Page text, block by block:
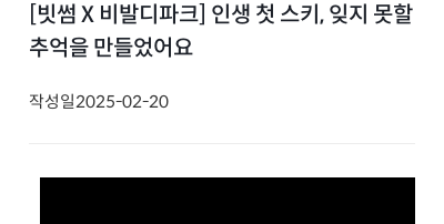
[빗썸 X 비발디파크] 인생 첫 스키, 잊지 못할
추억을 만들었어요
작성일2025-02-20